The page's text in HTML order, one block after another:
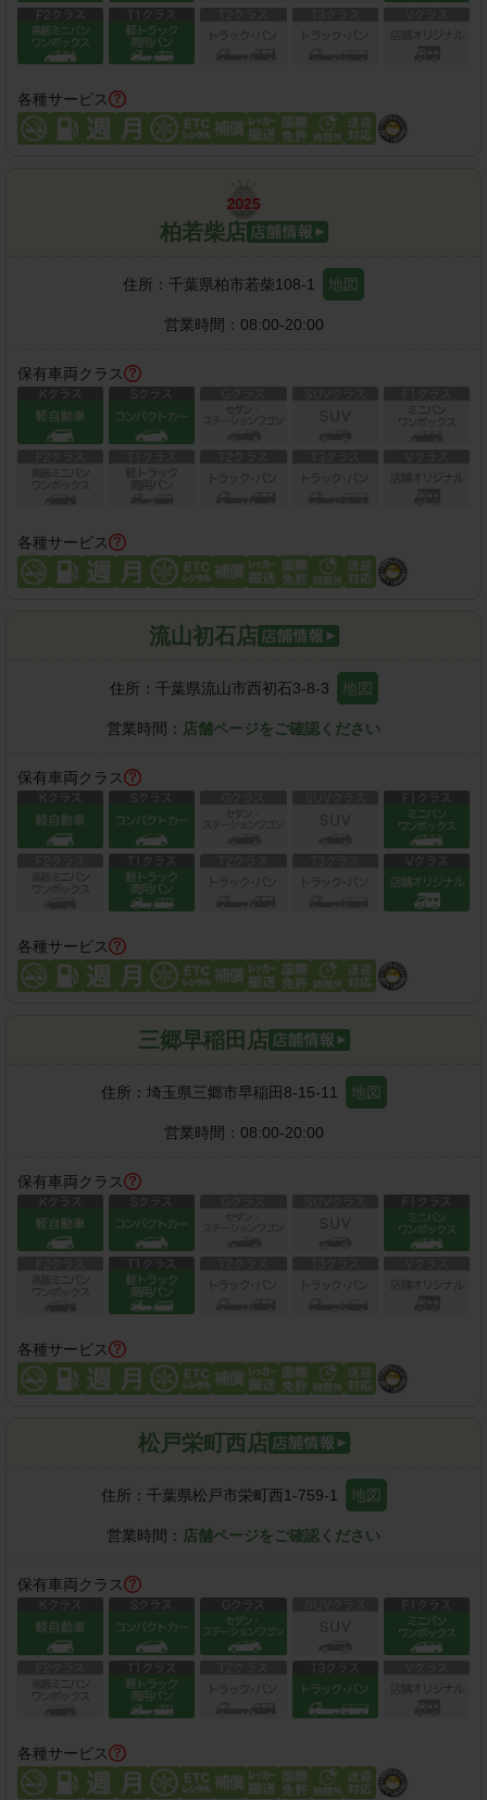
各種サービス
柏若柴店
住所： 千葉県柏市若柴108-1 地図
営業時間： 08:00-20:00
保有車両クラス
各種サービス
流山初石店
住所： 千葉県流山市西初石3-8-3 地図
営業時間： 店舗ページをご確認ください
保有車両クラス
各種サービス
三郷早稲田店
住所： 埼玉県三郷市早稲田8-15-11 地図
営業時間： 08:00-20:00
保有車両クラス
各種サービス
松戸栄町西店
住所： 千葉県松戸市栄町西1-759-1 地図
営業時間： 店舗ページをご確認ください
保有車両クラス
各種サービス